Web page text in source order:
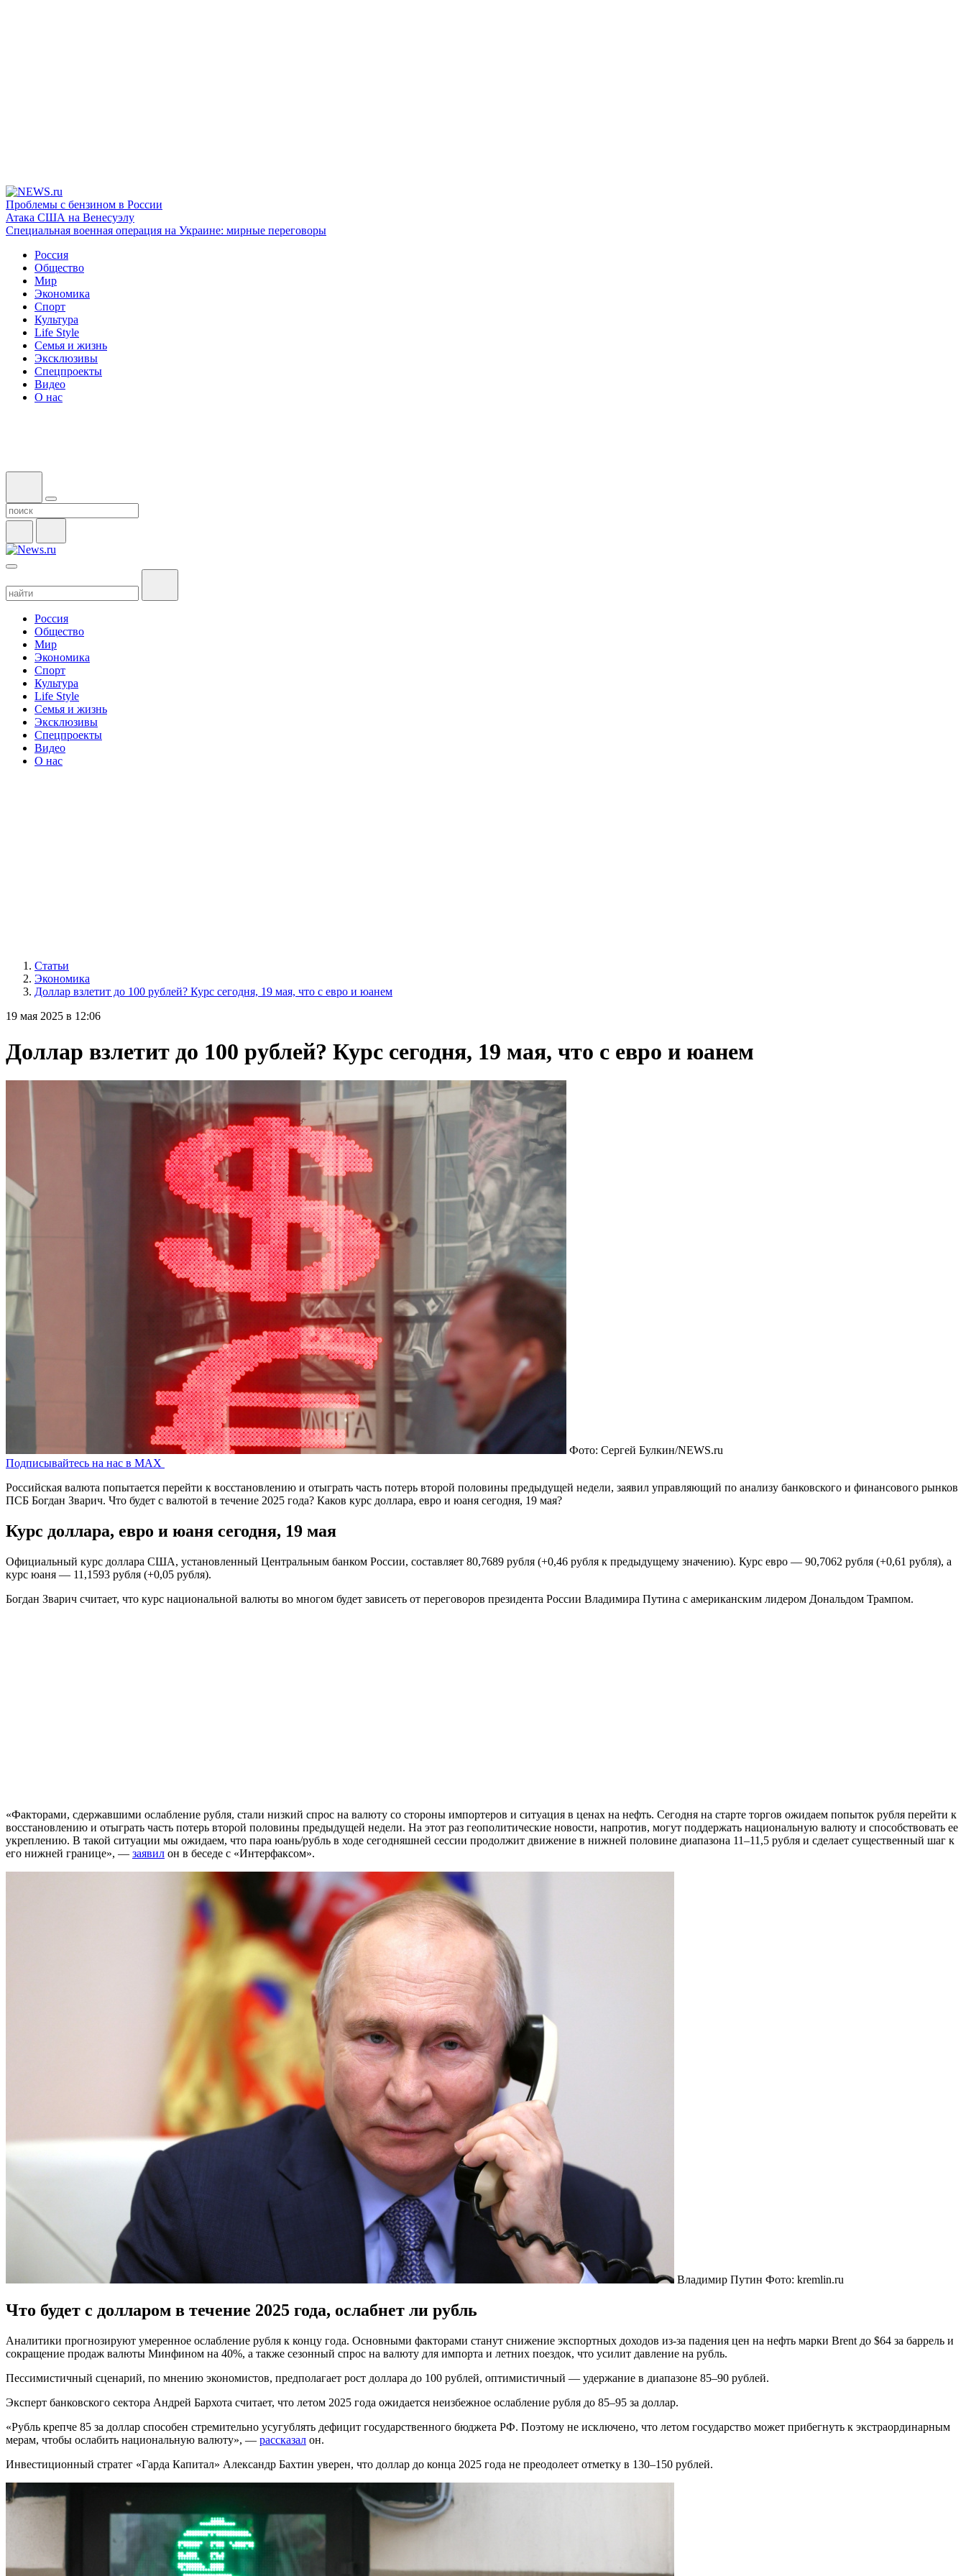
Проблемы с бензином в России
Атака США на Венесуэлу
Специальная военная операция на Украине: мирные переговоры
Россия
Общество
Мир
Экономика
Спорт
Культура
Life Style
Семья и жизнь
Эксклюзивы
Спецпроекты
Видео
О нас
Россия
Общество
Мир
Экономика
Спорт
Культура
Life Style
Семья и жизнь
Эксклюзивы
Спецпроекты
Видео
О нас
Статьи
Экономика
Доллар взлетит до 100 рублей? Курс сегодня, 19 мая, что с евро и юанем
19 мая 2025 в 12:06
Доллар взлетит до 100 рублей? Курс сегодня, 19 мая, что с евро и юанем
Фото: Сергей Булкин/NEWS.ru
Подписывайтесь на нас в MAX
Российская валюта попытается перейти к восстановлению и отыграть часть потерь второй половины предыдущей недели, заявил управляющий по анализу банковского и финансового рынков
ПСБ Богдан Зварич. Что будет с валютой в течение 2025 года? Каков курс доллара, евро и юаня сегодня, 19 мая?
Курс доллара, евро и юаня сегодня, 19 мая
Официальный курс доллара США, установленный Центральным банком России, составляет 80,7689 рубля (+0,46 рубля к предыдущему значению). Курс евро — 90,7062 рубля (+0,61 рубля), а
курс юаня — 11,1593 рубля (+0,05 рубля).
Богдан Зварич считает, что курс национальной валюты во многом будет зависеть от переговоров президента России Владимира Путина с американским лидером Дональдом Трампом.
«Факторами, сдержавшими ослабление рубля, стали низкий спрос на валюту со стороны импортеров и ситуация в ценах на нефть. Сегодня на старте торгов ожидаем попыток рубля перейти к
восстановлению и отыграть часть потерь второй половины предыдущей недели. На этот раз геополитические новости, напротив, могут поддержать национальную валюту и способствовать ее
укреплению. В такой ситуации мы ожидаем, что пара юань/рубль в ходе сегодняшней сессии продолжит движение в нижней половине диапазона 11–11,5 рубля и сделает существенный шаг к
его нижней границе», — заявил он в беседе с «Интерфаксом».
Владимир Путин Фото: kremlin.ru
Что будет с долларом в течение 2025 года, ослабнет ли рубль
Аналитики прогнозируют умеренное ослабление рубля к концу года. Основными факторами станут снижение экспортных доходов из-за падения цен на нефть марки Brent до $64 за баррель и
сокращение продаж валюты Минфином на 40%, а также сезонный спрос на валюту для импорта и летних поездок, что усилит давление на рубль.
Пессимистичный сценарий, по мнению экономистов, предполагает рост доллара до 100 рублей, оптимистичный — удержание в диапазоне 85–90 рублей.
Эксперт банковского сектора Андрей Бархота считает, что летом 2025 года ожидается неизбежное ослабление рубля до 85–95 за доллар.
«Рубль крепче 85 за доллар способен стремительно усугублять дефицит государственного бюджета РФ. Поэтому не исключено, что летом государство может прибегнуть к экстраординарным
мерам, чтобы ослабить национальную валюту», — рассказал он.
Инвестиционный стратег «Гарда Капитал» Александр Бахтин уверен, что доллар до конца 2025 года не преодолеет отметку в 130–150 рублей.